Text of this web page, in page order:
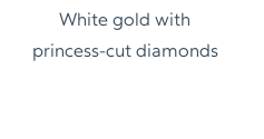
White gold with
princess-cut diamonds